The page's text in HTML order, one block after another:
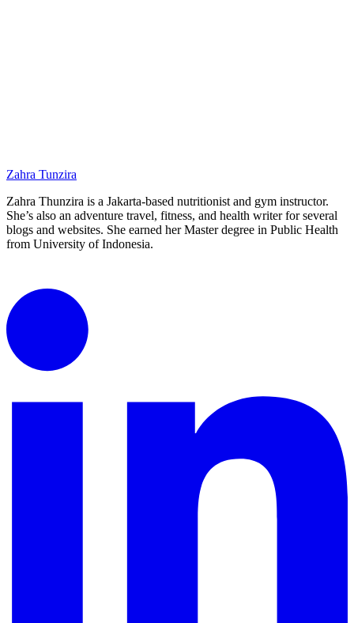
Zahra Tunzira
Zahra Thunzira is a Jakarta-based nutritionist and gym instructor.
She’s also an adventure travel, fitness, and health writer for several
blogs and websites. She earned her Master degree in Public Health
from University of Indonesia.